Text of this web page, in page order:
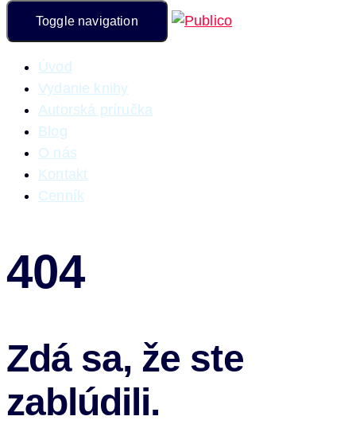
Toggle navigation
Úvod
Vydanie knihy
Autorská príručka
Blog
O nás
Kontakt
Cenník
404
Zdá sa, že ste
zablúdili.